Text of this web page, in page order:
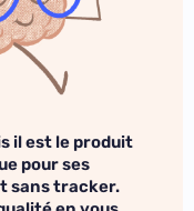
il est le produit
pour ses
sans tracker.